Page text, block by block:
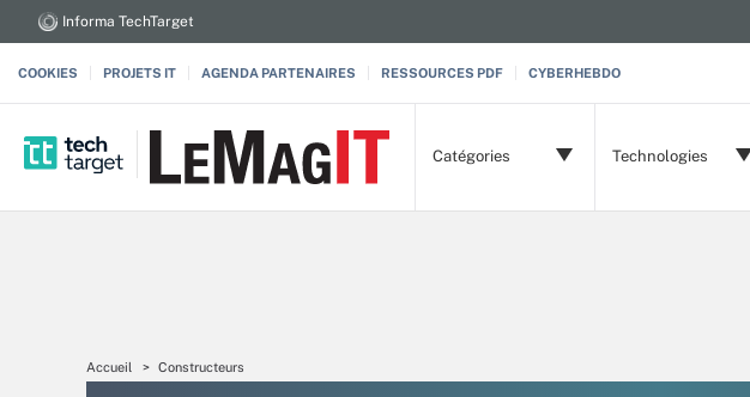
Informa TechTarget
COOKIES PROJETS IT AGENDA PARTENAIRES RESSOURCES PDF CYBERHEBDO
Catégories Technologies
Accueil Constructeurs